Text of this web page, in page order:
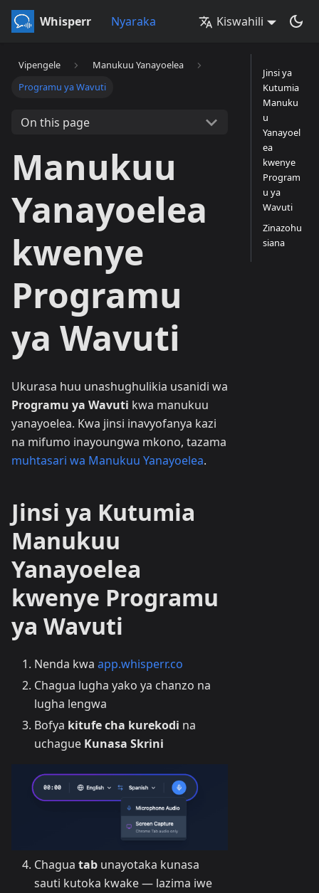
Whisperr Nyaraka Kiswahili
Vipengele
Manukuu Yanayoelea
Programu ya Wavuti
On this page
Manukuu
Yanayoelea
kwenye
Programu
ya Wavuti
Ukurasa huu unashughulikia usanidi wa
Programu ya Wavuti kwa manukuu
yanayoelea. Kwa jinsi inavyofanya kazi
na mifumo inayoungwa mkono, tazama
muhtasari wa Manukuu Yanayoelea.
Jinsi ya Kutumia
Manukuu
Yanayoelea
kwenye Programu
ya Wavuti
Nenda kwa app.whisperr.co
Chagua lugha yako ya chanzo na
lugha lengwa
Bofya kitufe cha kurekodi na
uchague Kunasa Skrini
Chagua tab unayotaka kunasa
sauti kutoka kwake — lazima iwe
Jinsi ya
Kutumia
Manuku
u
Yanayoel
ea
kwenye
Program
u ya
Wavuti
Zinazohu
siana